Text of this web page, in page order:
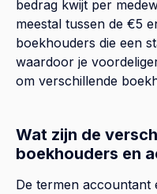
bedrag kwijt per
meestal tussen de €5
boekhouders die een
waardoor je
om verschillende
Wat zijn de
boekhouders en
De termen